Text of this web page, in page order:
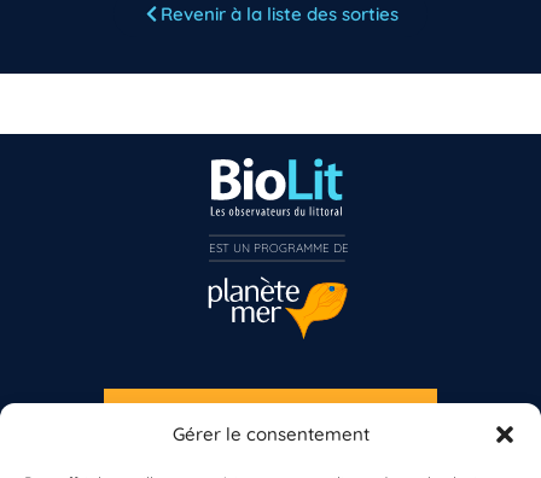
Gérer le consentement
Revenir à la liste des sorties
S'INSCRIRE À LA NEWSLETTER